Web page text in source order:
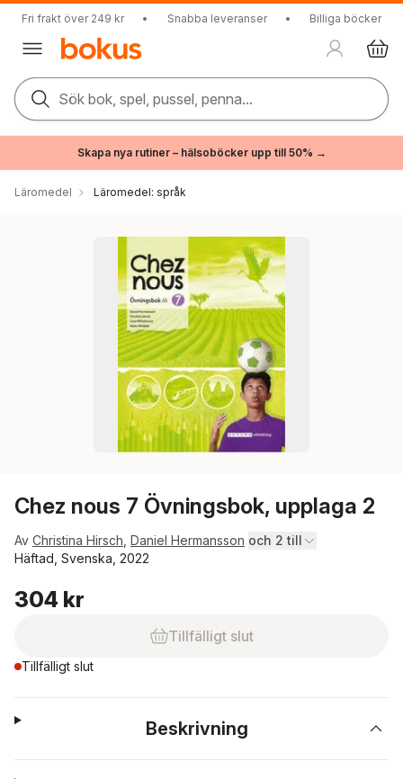
Fri frakt över 249 kr • Snabba leveranser • Billiga böcker
Sök bok, spel, pussel, penna...
Skapa nya rutiner – hälsoböcker upp till 50% →
Läromedel Läromedel: språk
Chez nous 7 Övningsbok, upplaga 2
Av Christina Hirsch Daniel Hermansson och 2 till
Häftad, Svenska, 2022
304 kr
Tillfälligt slut
Tillfälligt slut
Beskrivning